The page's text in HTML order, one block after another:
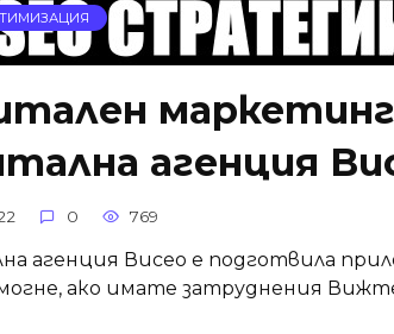
агенция
0 769
агенция Висео е подготвила
ако имате затруднения